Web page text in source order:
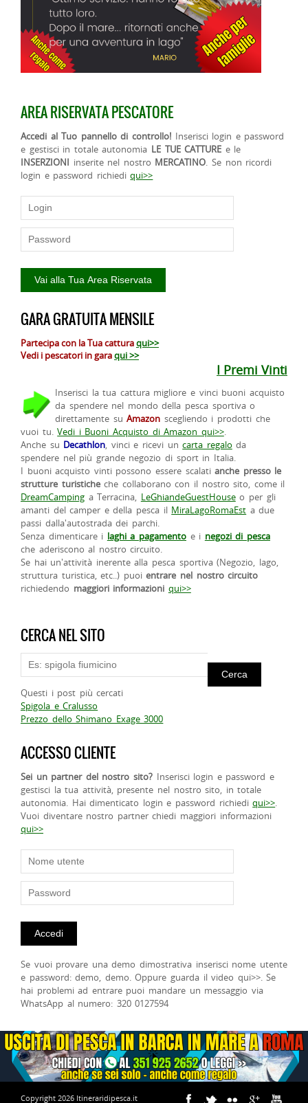
AREA RISERVATA PESCATORE
Accedi al Tuo pannello di controllo! Inserisci login e password
e gestisci in totale autonomia LE TUE CATTURE e le
INSERZIONI inserite nel nostro MERCATINO. Se non ricordi
login e password richiediqui>>
GARA GRATUITA MENSILE
Partecipa con la Tua catturaqui>>
Vedi i pescatori in garaqui >>
I Premi Vinti
Inserisci la tua cattura migliore e vinci buoni acquisto
da spendere nel mondo della pesca sportiva o
direttamente suAmazon scegliendo i prodotti che
vuoi tu.Vedi i Buoni Acquisto di Amazon qui>>.
Anche su Decathlon, vinci e ricevi uncarta regalo da
spendere nel più grande negozio di sport in Italia.
I buoni acquisto vinti possono essere scalatianche presso le
strutture turisticheche collaborano con il nostro sito, come il
DreamCamping a Terracina, LeGhiandeGuestHouseo per gli
amanti del camper e della pesca il MiraLagoRomaEst a due
passi dalla'autostrada dei parchi.
Senza dimenticare i laghi a pagamento e i negozi di pesca
che aderiscono al nostro circuito.
Se hai un'attività inerente alla pesca sportiva (Negozio, lago,
struttura turistica, etc..) puoientrare nel nostro circuito
richiedendo maggiori informazioni qui>>
CERCA NEL SITO
Questi i post più cercati
Spigola e Cralusso
Prezzo dello Shimano Exage 3000
ACCESSO CLIENTE
Sei un partner del nostro sito? Inserisci login e password e
gestisci la tua attività, presente nel nostro sito, in totale
autonomia. Hai dimenticato login e password richiediqui>>.
Vuoi diventare nostro partner chiedi maggiori informazioni
qui>>
Se vuoi provare una demo dimostrativa inserisci nome utente
e password: demo, demo. Oppure guarda il video qui>>. Se
hai problemi ad entrare puoi mandare un messaggio via
WhatsApp al numero: 320 0127594
Copyright 2026 Itineraridipesca.it